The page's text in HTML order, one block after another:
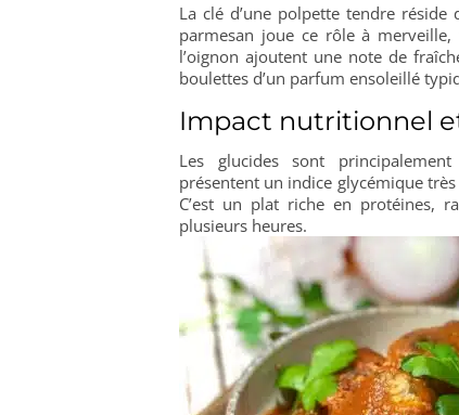
La clé d’une polpette tendre
parmesan joue ce rôle à
l’oignon ajoutent une note de
boulettes d’un parfum ensoleillé
Impact nutritionnel
Les glucides sont
présentent un indice glycémique très
C’est un plat riche en protéines,
plusieurs heures.